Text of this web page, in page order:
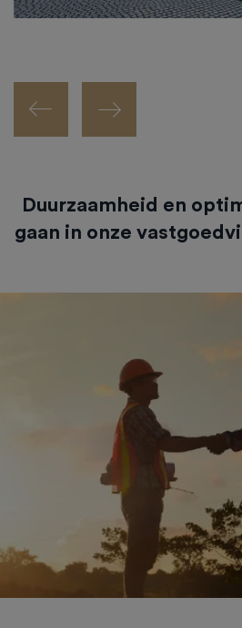
Duurzaamheid en
gaan in onze